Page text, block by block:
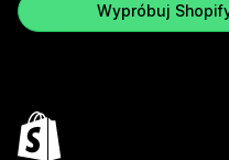
Wypróbuj